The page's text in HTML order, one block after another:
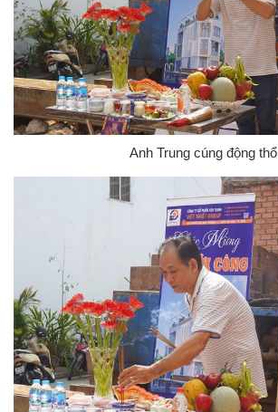
Anh Trung cúng động thổ